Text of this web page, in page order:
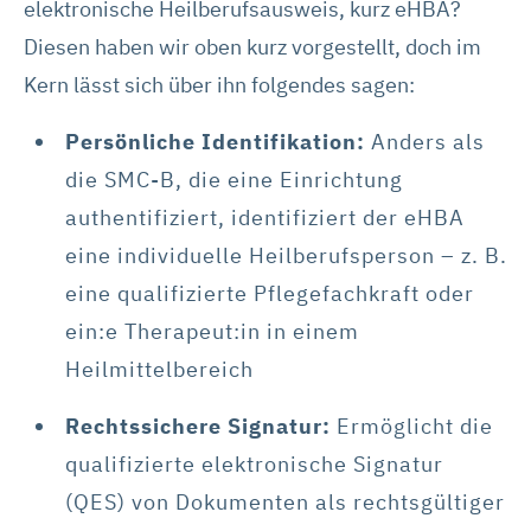
Schaltfläche genannten „Präferenzen“ stellen Cookies
dar, die derzeit von DMRZ.de nicht verwendet werden.
Mit „Alle Cookies ablehnen“ können Sie die Marketing-
und Statistik-Cookies ablehnen. Über die Schaltflächen
und „Auswahl erlauben“ können Sie die Cookies
individuell verwalten und Ihre Einwilligung jederzeit für die
dazu und zu den Cookies führen wir in dieser
Datenschutzerklärung auf. Unser Impressum ist
abrufbar.
elektronische Heilberufsausweis, kurz eHBA?
Diesen haben wir oben kurz vorgestellt, doch im
Kern lässt sich über ihn folgendes sagen:
Persönliche Identifikation: Anders als
die SMC-B, die eine Einrichtung
authentifiziert, identifiziert der eHBA
eine individuelle Heilberufsperson – z. B.
eine qualifizierte Pflegefachkraft oder
ein:e Therapeut:in in einem
Heilmittelbereich
Rechtssichere Signatur: Ermöglicht die
qualifizierte elektronische Signatur
(QES) von Dokumenten als rechtsgültiger